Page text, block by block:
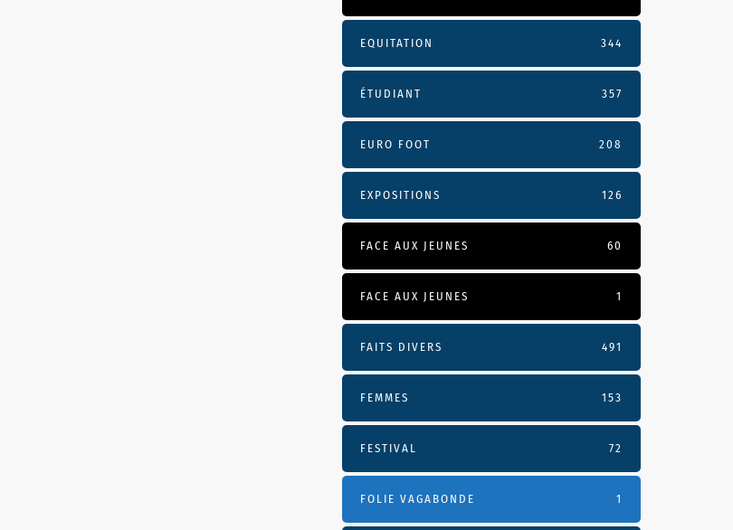
EQUITATION 344
ÉTUDIANT 357
EURO FOOT 208
EXPOSITIONS 126
FACE AUX JEUNES 60
FACE AUX JEUNES 1
FAITS DIVERS 491
FEMMES 153
FESTIVAL 72
FOLIE VAGABONDE 1